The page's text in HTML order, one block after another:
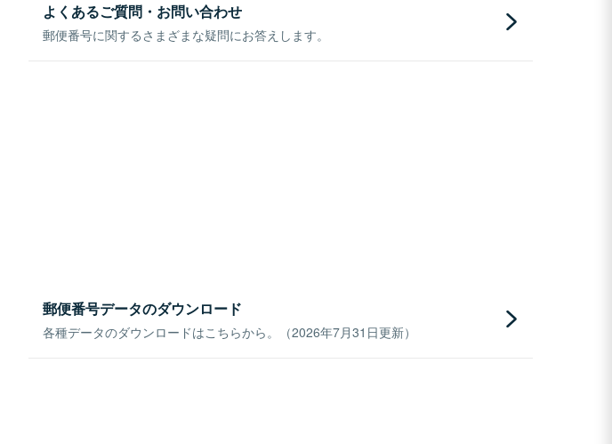
よくあるご質問・お問い合わせ
郵便番号に関するさまざまな疑問にお答えします。
郵便番号データのダウンロード
各種データのダウンロードはこちらから。（2026年7月31日更新）